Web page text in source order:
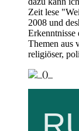
Zeit lese
2008 und
Erkenntnisse
Themen aus
religiöser,